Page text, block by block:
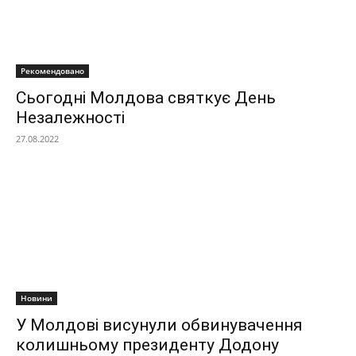
Рекомендовано
Сьогодні Молдова святкує День
Незалежності
27.08.2022
Новини
У Молдові висунули обвинувачення
колишньому президенту Додону